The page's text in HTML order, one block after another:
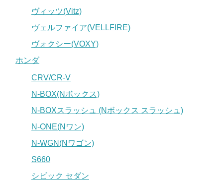
ヴィッツ(Vitz)
ヴェルファイア(VELLFIRE)
ヴォクシー(VOXY)
ホンダ
CRV/CR-V
N-BOX(Nボックス)
N-BOXスラッシュ (Nボックス スラッシュ)
N-ONE(Nワン)
N-WGN(Nワゴン)
S660
シビック セダン